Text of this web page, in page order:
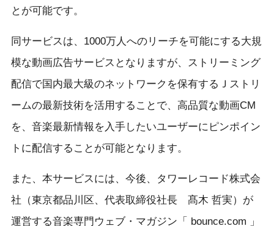
とが可能です。
同サービスは、1000万人へのリーチを可能にする大規
模な動画広告サービスとなりますが、ストリーミング
配信で国内最大級のネットワークを保有するＪストリ
ームの最新技術を活用することで、高品質な動画CM
を、音楽最新情報を入手したいユーザーにピンポイン
トに配信することが可能となります。
また、本サービスには、今後、タワーレコード株式会
社（東京都品川区、代表取締役社長 髙木 哲実）が
運営する音楽専門ウェブ・マガジン「 bounce.com 」